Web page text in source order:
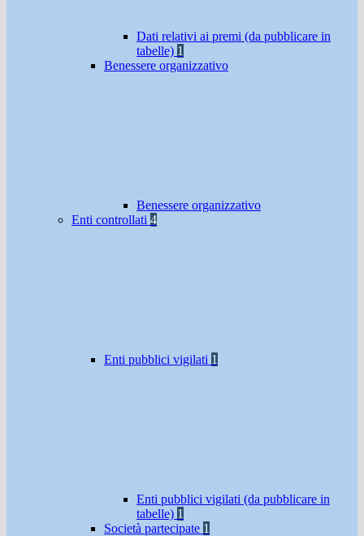
Dati relativi ai premi (da pubblicare in
tabelle) 1
Benessere organizzativo
Benessere organizzativo
Enti controllati 4
Enti pubblici vigilati 1
Enti pubblici vigilati (da pubblicare in
tabelle) 1
Società partecipate 1